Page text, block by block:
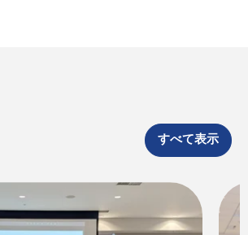
すべて表示